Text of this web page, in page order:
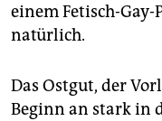
einem Fetisch-
natürlich.
Das Ostgut, der
Beginn an stark in